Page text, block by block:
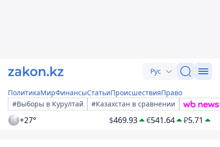
Рус
ПолитикаМирФинансыСтатьиПроисшествияПраво
#Выборы в Курултай
#Казахстан в сравнении
+27° $469.93 €541.64 ₽5.71